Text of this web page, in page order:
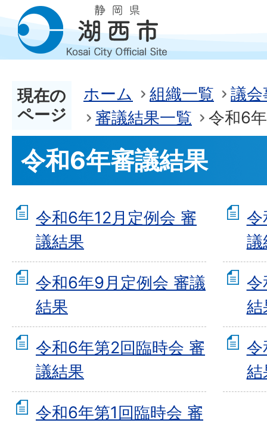
現在の
ページ
ホーム 組織一覧
議会
審議結果一覧
令和6
令和6年審議結果
令和6年12月定例会 審
議結果
令
議
令和6年9月定例会 審議
結果
令
結
令和6年第2回臨時会 審
議結果
令
結
令和6年第1回臨時会 審